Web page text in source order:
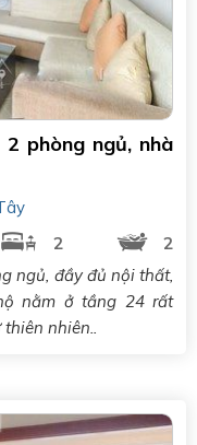
phòng ngủ, nhà
2
2
ngủ, đầy đủ nội thất,
nằm ở tầng 24 rất
nhiên..